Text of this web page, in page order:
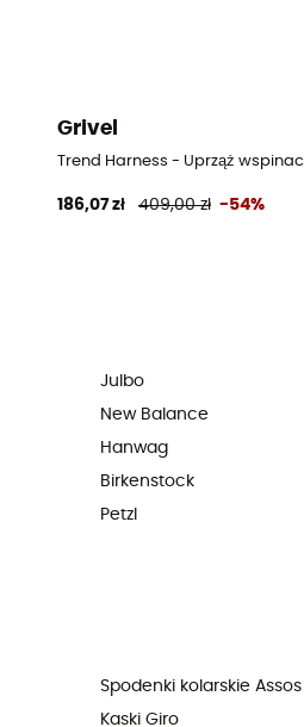
Grivel
Trend Harness - Uprząż
186,07 zł 409,00 zł -54%
Julbo
New Balance
Hanwag
Birkenstock
Petzl
Spodenki kolarskie Assos
Kaski Giro